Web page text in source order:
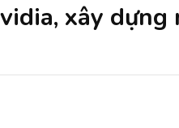
xây